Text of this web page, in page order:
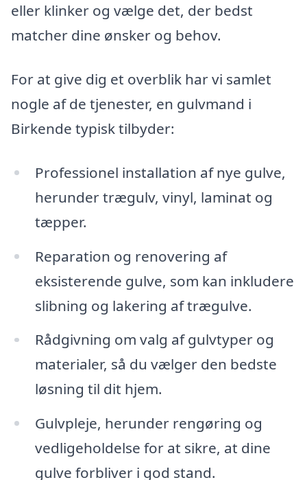
eller klinker og vælge det, der bedst
matcher dine ønsker og behov.
For at give dig et overblik har vi samlet
nogle af de tjenester, en gulvmand i
Birkende typisk tilbyder:
Professionel installation af nye gulve,
herunder trægulv, vinyl, laminat og
tæpper.
Reparation og renovering af
eksisterende gulve, som kan inkludere
slibning og lakering af trægulve.
Rådgivning om valg af gulvtyper og
materialer, så du vælger den bedste
løsning til dit hjem.
Gulvpleje, herunder rengøring og
vedligeholdelse for at sikre, at dine
gulve forbliver i god stand.